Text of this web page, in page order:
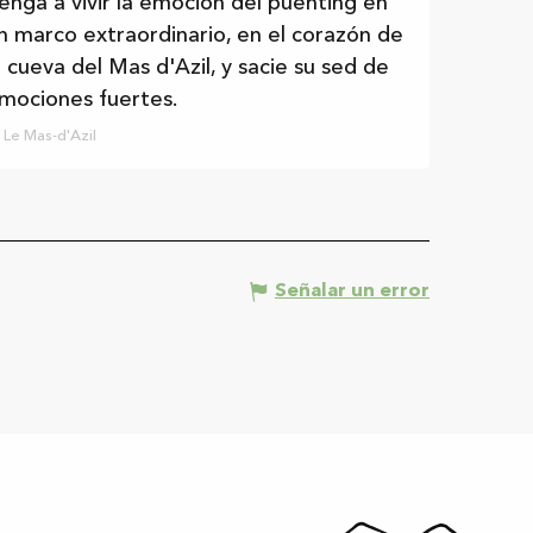
marco extraordinario, en el corazón de
cueva del Mas d'Azil, y sacie su sed de
fuertes.
Le Mas-d'Azil
Señalar un error